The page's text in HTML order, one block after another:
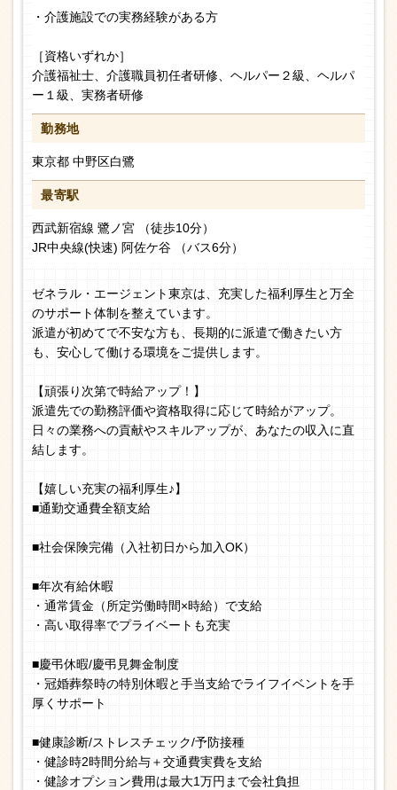
・介護施設での実務経験がある方
［資格いずれか］
介護福祉士、介護職員初任者研修、ヘルパー２級、ヘルパ
ー１級、実務者研修
勤務地
東京都 中野区白鷺
最寄駅
西武新宿線 鷺ノ宮 （徒歩10分）
JR中央線(快速) 阿佐ケ谷 （バス6分）
ゼネラル・エージェント東京は、充実した福利厚生と万全
のサポート体制を整えています。
派遣が初めてで不安な方も、長期的に派遣で働きたい方
も、安心して働ける環境をご提供します。
【頑張り次第で時給アップ！】
派遣先での勤務評価や資格取得に応じて時給がアップ。
日々の業務への貢献やスキルアップが、あなたの収入に直
結します。
【嬉しい充実の福利厚生♪】
■通勤交通費全額支給
■社会保険完備（入社初日から加入OK）
■年次有給休暇
・通常賃金（所定労働時間×時給）で支給
・高い取得率でプライベートも充実
■慶弔休暇/慶弔見舞金制度
・冠婚葬祭時の特別休暇と手当支給でライフイベントを手
厚くサポート
■健康診断/ストレスチェック/予防接種
・健診時2時間分給与＋交通費実費を支給
・健診オプション費用は最大1万円まで会社負担